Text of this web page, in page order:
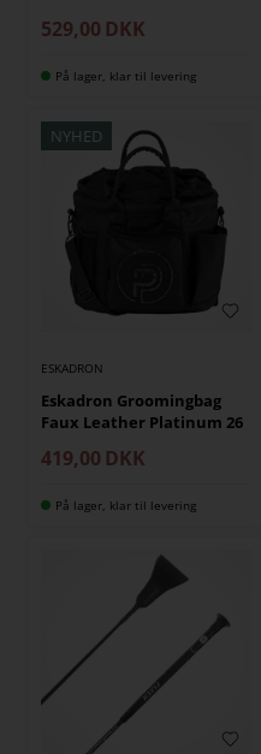
529,00 DKK
På lager, klar til levering
NYHED
ESKADRON
Eskadron Groomingbag
Faux Leather Platinum 26
419,00 DKK
På lager, klar til levering